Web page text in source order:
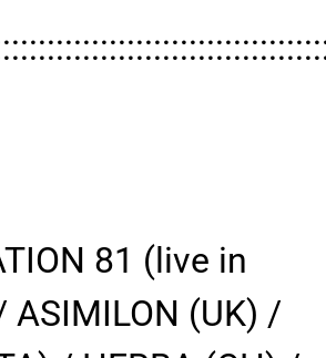
81 (live in
(UK) /